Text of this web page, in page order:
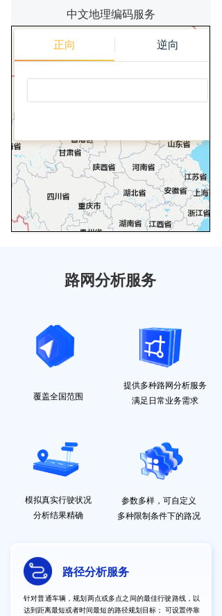
中文地理编码服务
路网分析服务
路径分析服务
针对普通车辆，规划两点或多点之间的最佳行驶路线，以
达到距离最短或者时间最短的路径规划目标； 可设置停靠
覆盖全国范围
提供多种路网分析服务
满足日常业务需求
模拟真实行驶状况
分析结果精确
参数多样， 可自定义
多种限制条件下的路况